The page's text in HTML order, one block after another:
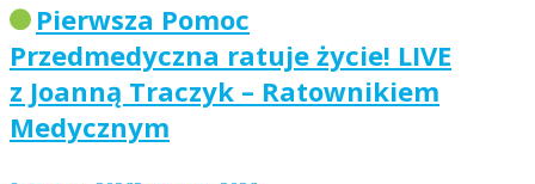
Pierwsza Pomoc
Przedmedyczna ratuje życie! LIVE
z Joanną Traczyk – Ratownikiem
Medycznym